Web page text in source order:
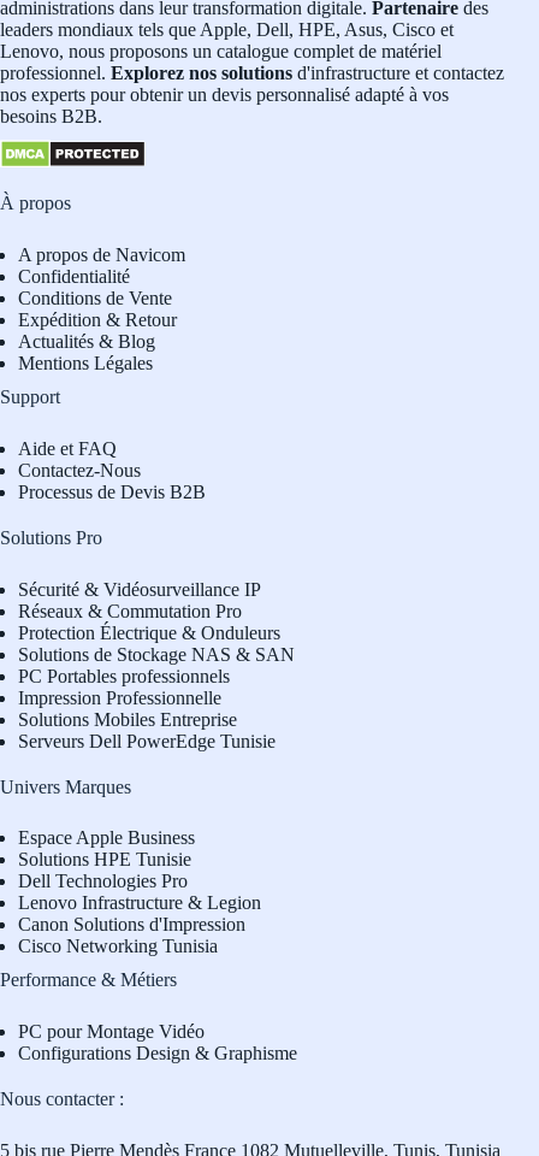
administrations dans leur transformation digitale. Partenaire des
leaders mondiaux tels que Apple, Dell, HPE, Asus, Cisco et
Lenovo, nous proposons un catalogue complet de matériel
professionnel. Explorez nos solutions d'infrastructure et contactez
nos experts pour obtenir un devis personnalisé adapté à vos
besoins B2B.
À propos
A propos de Navicom
Confidentialité
Conditions de Vente
Expédition & Retour
Actualités & Blog
Mentions Légales
Support
Aide et FAQ
Contactez-Nous
Processus de Devis B2B
Solutions Pro
Sécurité & Vidéosurveillance IP
Réseaux & Commutation Pro
Protection Électrique & Onduleurs
Solutions de Stockage NAS & SAN
PC Portables professionnels
Impression Professionnelle
Solutions Mobiles Entreprise
Serveurs Dell PowerEdge Tunisie
Univers Marques
Espace Apple Business
Solutions HPE Tunisie
Dell Technologies Pro
Lenovo Infrastructure & Legion
Canon Solutions d'Impression
Cisco Networking Tunisia
Performance & Métiers
PC pour Montage Vidéo
Configurations Design & Graphisme
Nous contacter :
5 bis rue Pierre Mendès France 1082 Mutuelleville, Tunis, Tunisia